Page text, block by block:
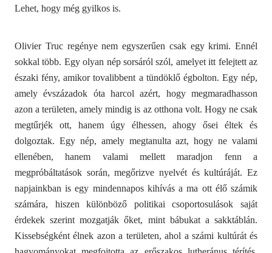
Lehet, hogy még gyilkos is.
Olivier Truc regénye nem egyszerűen csak egy krimi. Ennél
sokkal több. Egy olyan nép sorsáról szól, amelyet itt felejtett az
északi fény, amikor tovalibbent a tündöklő égbolton. Egy nép,
amely évszázadok óta harcol azért, hogy megmaradhasson
azon a területen, amely mindig is az otthona volt. Hogy ne csak
megtűrjék ott, hanem úgy élhessen, ahogy ősei éltek és
dolgoztak. Egy nép, amely megtanulta azt, hogy ne valami
ellenében, hanem valami mellett maradjon fenn a
megpróbáltatások során, megőrizve nyelvét és kultúráját. Ez
napjainkban is egy mindennapos kihívás a ma ott élő számik
számára, hiszen különböző politikai csoportosulások saját
érdekek szerint mozgatják őket, mint bábukat a sakktáblán.
Kissebségként élnek azon a területen, ahol a számi kultúrát és